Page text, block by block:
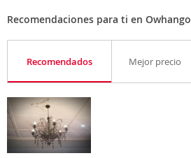
Recomendaciones para ti en Owhango
Recomendados Mejor precio